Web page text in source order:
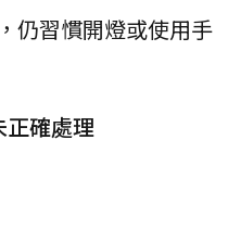
仍習慣開燈或使用手
正確處理